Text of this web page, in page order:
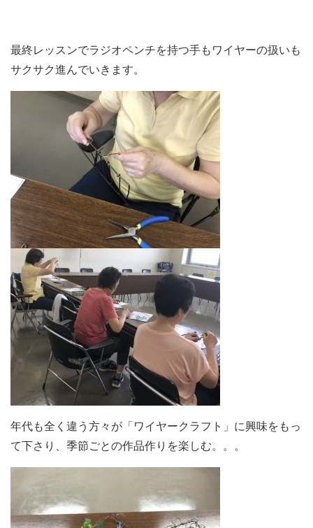
最終レッスンでラジオペンチを持つ手もワイヤーの扱いも
サクサク進んでいきます。
年代も全く違う方々が「ワイヤークラフト」に興味をもっ
て下さり、季節ごとの作品作りを楽しむ。。。